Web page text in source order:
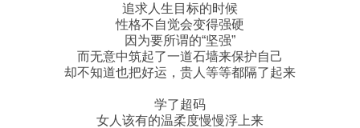
追求人生目标的时候
性格不自觉会变得强硬
因为要所谓的“坚强”
而无意中筑起了一道石墙来保护自己
却不知道也把好运，贵人等等都隔了起来
学了超码
女人该有的温柔度慢慢浮上来